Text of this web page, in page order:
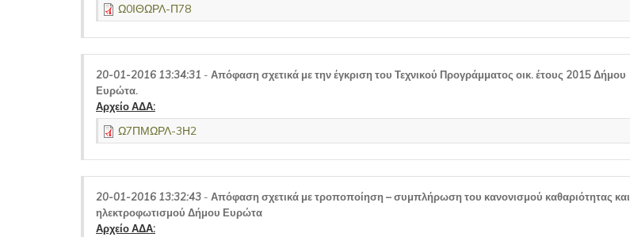
Ω0ΙΘΩΡΛ-Π78
20-01-2016 13:34:31 - Απόφαση σχετικά με την έγκριση του Τεχνικού Προγράμματος οικ. έτους 2015 Δήμου
Ευρώτα.
Αρχείο ΑΔΑ:
Ω7ΠΜΩΡΛ-3Η2
20-01-2016 13:32:43 - Απόφαση σχετικά με τροποποίηση – συμπλήρωση του κανονισμού καθαριότητας και
ηλεκτροφωτισμού Δήμου Ευρώτα
Αρχείο ΑΔΑ: